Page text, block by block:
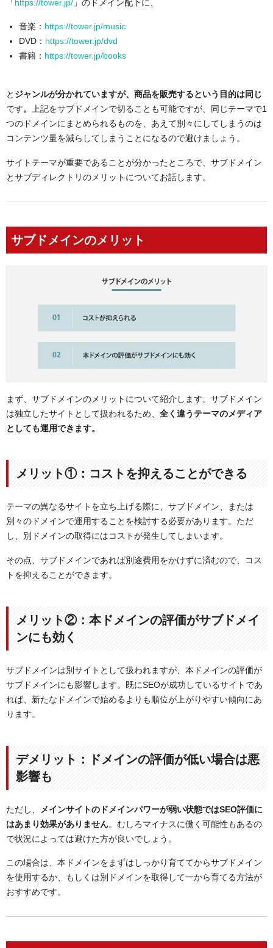
「 https://tower.jp/ 」のドメイン配下に、
音楽： https://tower.jp/music
DVD： https://tower.jp/dvd
書籍： https://tower.jp/books
と ジャンルが分かれていますが、商品を販売するという目的は同じ
です。 上記をサブドメインで切ることも可能ですが、同じテーマで1
つのドメインにまとめられるものを、あえて別々にしてしまうのは
コンテンツ量を減らしてしまうことになるので避けましょう。
サイトテーマが重要であることが分かったところで、サブドメイン
とサブディレクトリのメリットについてお話します。
サブドメインのメリット
まず、サブドメインのメリットについて紹介します。サブドメイン
は独立したサイトとして扱われるため、 全く違うテーマのメディア
としても運用できます。
メリット①：コストを抑えることができる
テーマの異なるサイトを立ち上げる際に、サブドメイン、または
別々のドメインで運用することを検討する必要があります。ただ
し、別ドメインの取得にはコストが発生してしまいます。
その点、サブドメインであれば別途費用をかけずに済むので、コス
トを抑えることができます。
メリット②：本ドメインの評価がサブドメイ
ンにも効く
サブドメインは別サイトとして扱われますが、本ドメインの評価が
サブドメインにも影響します。既にSEOが成功しているサイトであ
れば、新たなドメインで始めるよりも順位が上がりやすい傾向にあ
ります。
デメリット：ドメインの評価が低い場合は悪
影響も
ただし、
メインサイトのドメインパワーが弱い状態ではSEO評価に
はあまり効果がありません。むしろマイナスに働く可能性もあるの
で状況によっては避けた方が良いでしょう。
この場合は、本ドメインをまずはしっかり育ててからサブドメイン
を使用するか、もしくは別ドメインを取得して一から育てる方法が
おすすめです。